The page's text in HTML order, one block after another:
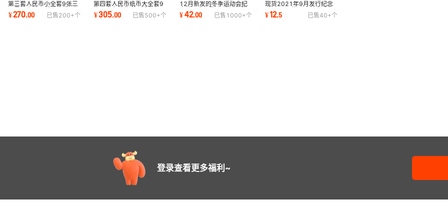
第三套人民币小全套9张三
同号钞收藏册纸币珍藏册银
行保险礼品
¥270.00 已售200+个
第四套人民币纸币大全套9
枚小全套收藏 第4版套人民
币同号珍藏册
¥305.00 已售500+个
12月新发的冬季运动会纪
念钞一套两张 纪念钞单张
面额20 对号钞
¥42.00 已售 1000+个
现货2021年9月发行纪念
币10元面值100纪念币保
真单枚价格送小圆盒
¥12.5 已售40+个
登录查看更多福利~